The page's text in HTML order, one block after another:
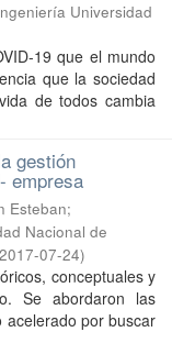
Universidad
19 que el mundo
que la sociedad
de todos cambia
gestión
empresa
Esteban;
Nacional de
2017-07-24)
conceptuales y
Se abordaron las
acelerado por buscar